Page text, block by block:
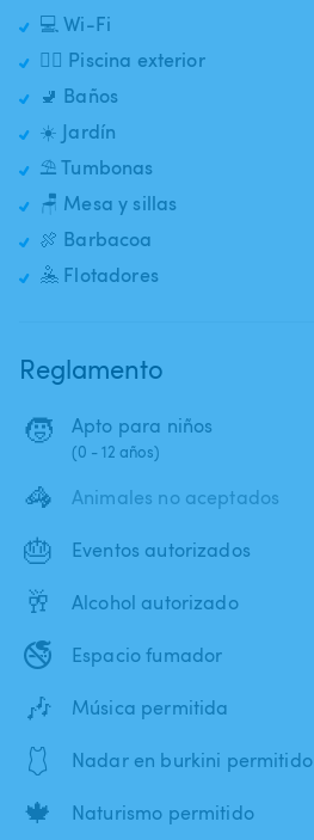
💻 Wi-Fi
🏊‍♂️ Piscina exterior
🚽 Baños
☀️ Jardín
⛱️ Tumbonas
🪑 Mesa y sillas
🍖 Barbacoa
🤽 Flotadores
Reglamento
🧒 Apto para niños
(0 - 12 años)
🦓 Animales no aceptados
🎂 Eventos autorizados
🥂 Alcohol autorizado
🚭 Espacio fumador
🎶 Música permitida
🩱 Nadar en burkini permitido
🍁 Naturismo permitido